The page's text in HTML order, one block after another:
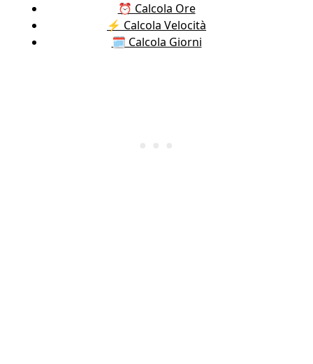
⏰ Calcola Ore
⚡️ Calcola Velocità
🗓️ Calcola Giorni